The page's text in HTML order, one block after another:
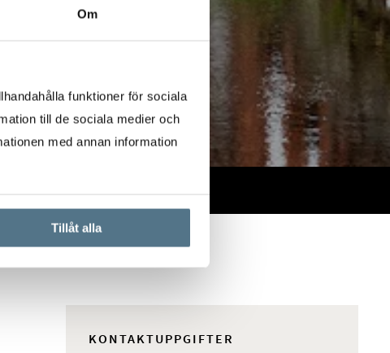
Om
funktioner för sociala
till de sociala medier och
med annan information
Tillåt alla
KONTAKTUPPGIFTER